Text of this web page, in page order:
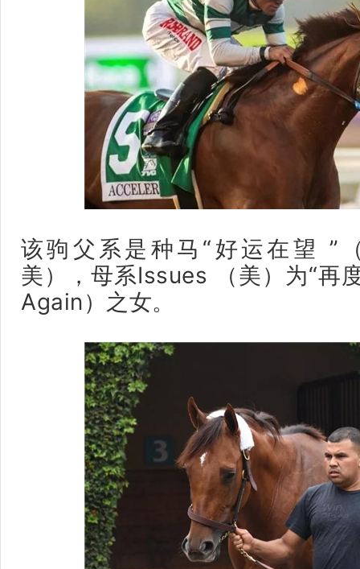
该驹父系是种马“好运在望 ”
美），母系Issues （美）为“再
Again）之女。